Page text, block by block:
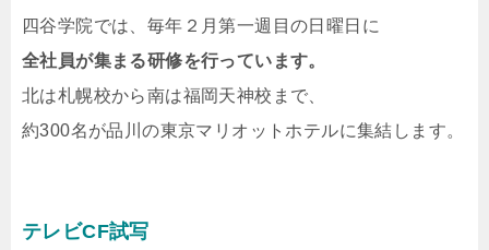
四谷学院では、毎年２月第一週目の日曜日に
全社員が集まる研修を行っています。
北は札幌校から南は福岡天神校まで、
約300名が品川の東京マリオットホテルに集結します。
テレビCF試写